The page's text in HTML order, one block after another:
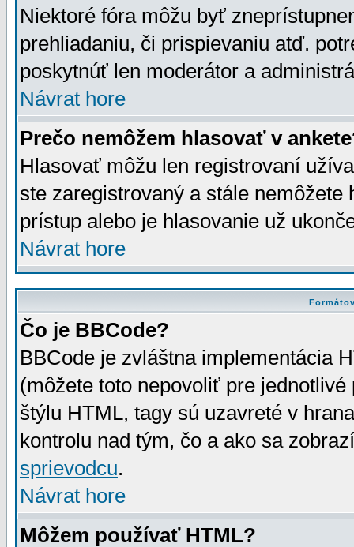
Niektoré fóra môžu byť
prehliadaniu, či prispievaniu atď.
poskytnúť len moderátor a
Návrat hore
Prečo nemôžem hlasovať v
Hlasovať môžu len registrovaní
ste zaregistrovaný a stále
prístup alebo je hlasovanie už
Návrat hore
Čo je BBCode?
BBCode je zvláštna implementácia
(môžete toto nepovoliť pre
štýlu HTML, tagy sú uzavreté v
kontrolu nad tým, čo a ako sa
sprievodcu.
Návrat hore
Môžem používať HTML?